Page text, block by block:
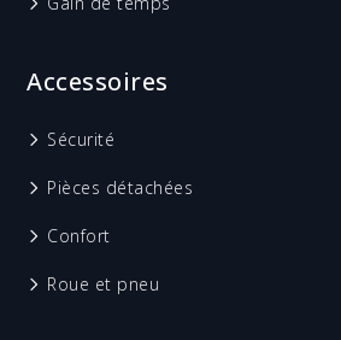
Accessoires
Sécurité
Pièces détachées
Confort
Roue et pneu